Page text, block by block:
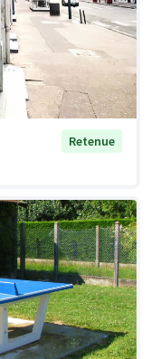
Retenue